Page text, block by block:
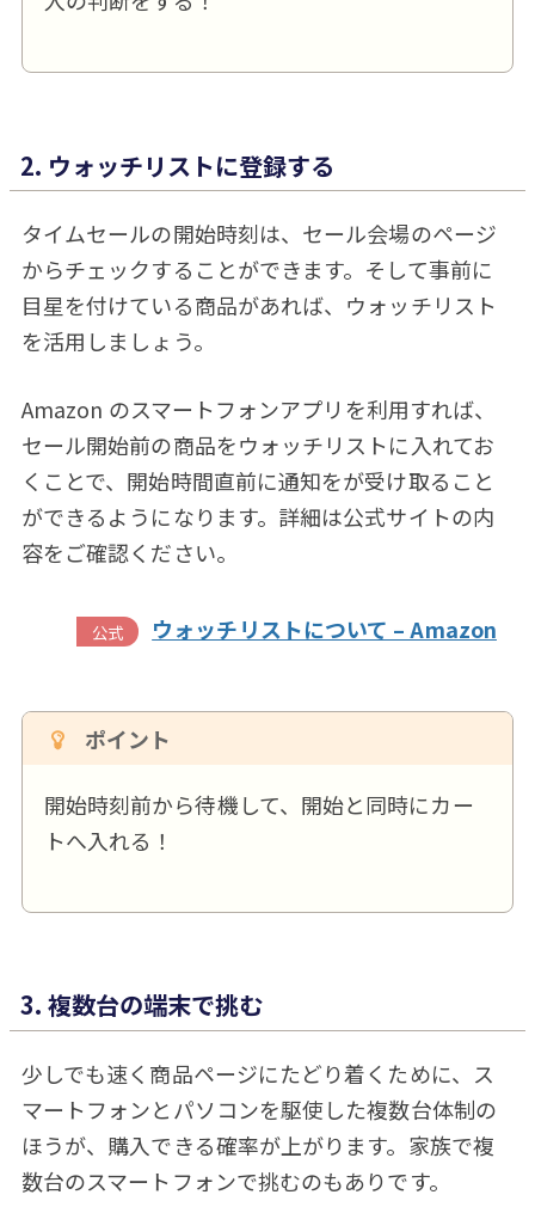
2. ウォッチリストに登録する
タイムセールの開始時刻は、セール会場のページ
からチェックすることができます。そして事前に
目星を付けている商品があれば、ウォッチリスト
を活用しましょう。
Amazon のスマートフォンアプリを利用すれば、
セール開始前の商品をウォッチリストに入れてお
くことで、開始時間直前に通知をが受け取ること
ができるようになります。詳細は公式サイトの内
容をご確認ください。
ウォッチリストについて – Amazon
ポイント
開始時刻前から待機して、開始と同時にカー
トへ入れる！
3. 複数台の端末で挑む
少しでも速く商品ページにたどり着くために、ス
マートフォンとパソコンを駆使した複数台体制の
ほうが、購入できる確率が上がります。家族で複
数台のスマートフォンで挑むのもありです。